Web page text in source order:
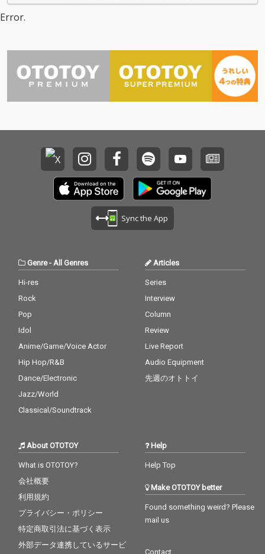
Error.
Sync the App
Genre- All Genres
Hi-res
Rock
Pop
Idol
Anime/Game/Voice Actor
Hip Hop/R&B
Dance/Electronic
Jazz/World
Classical/Soundtrack
Articles
Series
Interview
Column
Review
Live Report
Audio Equipment
先週のオトトイ
About OTOTOY
What is OTOTOY?
会社概要
利用規約
プライバシー・ポリシー
特定商取引法に基づく表示
外部データ連携しているサービ
Help
Help Top
Make OTOTOY better
Found something weird? Please
mail us
Contact